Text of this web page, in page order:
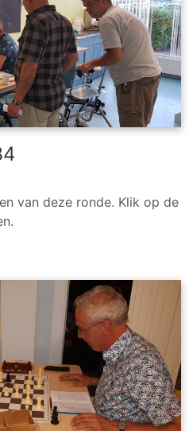
van deze ronde. Klik op de